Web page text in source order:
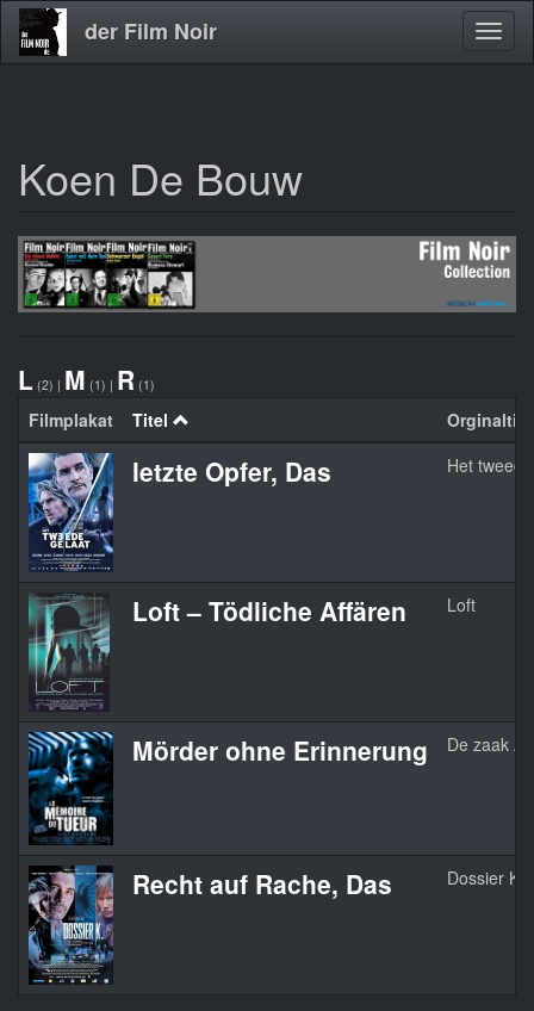
Direkt
zum
der Film Noir
Koen De Bouw
L (2) | M (1) | R (1)
Filmplakat Titel
letzte Opfer, Das Het
Loft – Tödliche Affären Loft
Mörder ohne Erinnerung De zaak
Recht auf Rache, Das Dossier K.